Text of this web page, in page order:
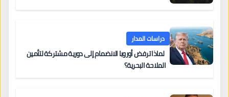
دراسات المدار
لماذا ترفض أوروبا الانضمام إلى دورية مشتركة لتأمين
الملاحة البحرية؟